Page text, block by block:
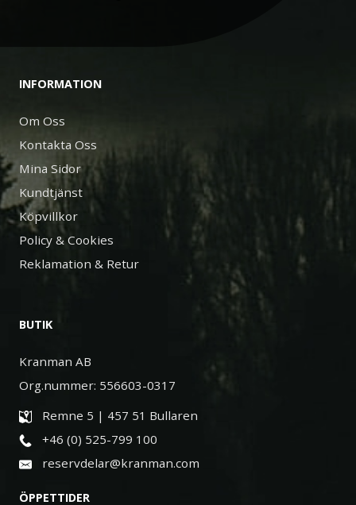
INFORMATION
Om Oss
Kontakta Oss
Mina Sidor
Kundtjänst
Köpvillkor
Policy & Cookies
Reklamation & Retur
BUTIK
Kranman AB
Org.nummer: 556603-0317
Remne 5 | 457 51 Bullaren
+46 (0) 525-799 100
reservdelar@kranman.com
ÖPPETTIDER